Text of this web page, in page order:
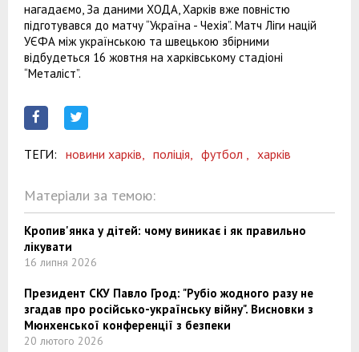
нагадаємо, За даними ХОДА, Харків вже повністю
підготувався до матчу “Україна - Чехія”. Матч Ліги націй
УЄФА між українською та швецькою збірними
відбудеться 16 жовтня на харківському стадіоні
“Металіст”.
ТЕГИ: новини харків, поліція, футбол , харків
Матеріали за темою:
Кропив'янка у дітей: чому виникає і як правильно
лікувати
16 липня 2026
Президент СКУ Павло Грод: "Рубіо жодного разу не
згадав про російсько-українську війну". Висновки з
Мюнхенської конференції з безпеки
20 лютого 2026